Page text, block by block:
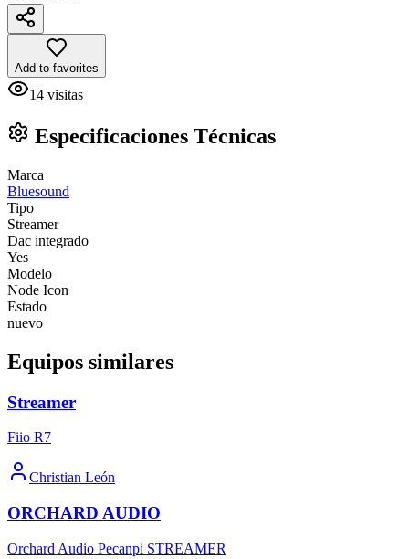
Add to favorites
14 visitas
Especificaciones Técnicas
Marca
Bluesound
Tipo
Streamer
Dac integrado
Yes
Modelo
Node Icon
Estado
nuevo
Equipos similares
Streamer
Fiio R7
Christian León
ORCHARD AUDIO
Orchard Audio Pecanpi STREAMER